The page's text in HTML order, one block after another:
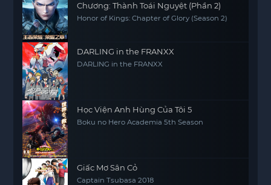
Chương: Thành Toái Nguyệt (Phần 2)
Honor of Kings: Chapter of Glory (Season 2)
DARLING in the FRANXX
DARLING in the FRANXX
Học Viện Anh Hùng Của Tôi 5
Boku no Hero Academia 5th Season
Giấc Mơ Sân Cỏ
Captain Tsubasa 2018